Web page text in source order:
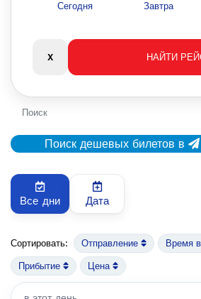
Сегодня Завтра
Поиск
Поиск дешевых билетов в
Все дни Дата
Сортировать: Отправление Время
Прибытие Цена